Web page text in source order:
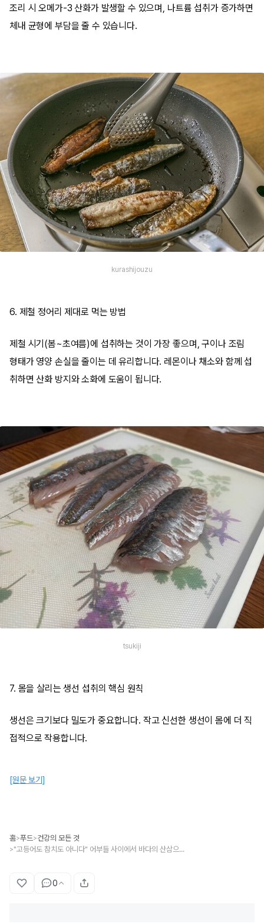
조리 시 오메가-3 산화가 발생할 수 있으며, 나트륨 섭취가 증가하면
체내 균형에 부담을 줄 수 있습니다.
kurashijouzu
6. 제철 정어리 제대로 먹는 방법
제철 시기(봄~초여름)에 섭취하는 것이 가장 좋으며, 구이나 조림
형태가 영양 손실을 줄이는 데 유리합니다. 레몬이나 채소와 함께 섭
취하면 산화 방지와 소화에 도움이 됩니다.
tsukiji
7. 몸을 살리는 생선 섭취의 핵심 원칙
생선은 크기보다 밀도가 중요합니다. 작고 신선한 생선이 몸에 더 직
접적으로 작용합니다.
[원문 보기]
홈>푸드>건강의 모든 것
> "고등어도 참치도 아니다" 어부들 사이에서 바다의 산삼으로 불리는 1위 제철 생선
0